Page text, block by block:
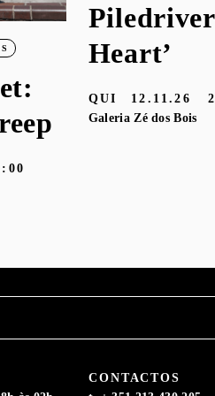
Piledriver
Heart’
QUI 12.11.26
Galeria Zé dos Bois
CONTACTOS